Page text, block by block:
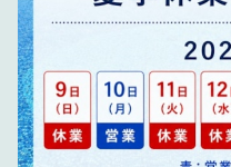
21インチ